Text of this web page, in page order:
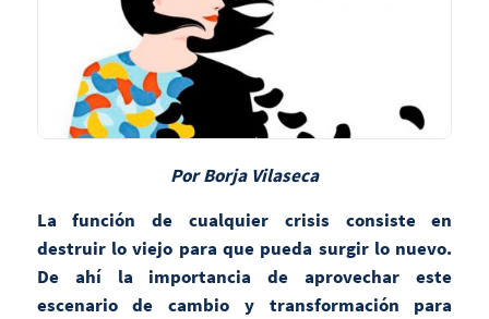
Por Borja Vilaseca
La función de cualquier crisis consiste en
destruir lo viejo para que pueda surgir lo nuevo.
De ahí la importancia de aprovechar este
escenario de cambio y transformación para